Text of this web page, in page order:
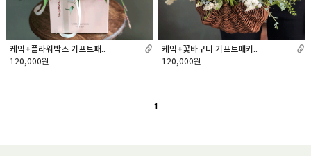
케익+플라워박스 기프트패..
120,000원
케익+꽃바구니 기프트패키..
120,000원
1